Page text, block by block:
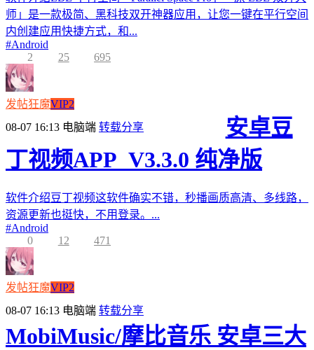
师」是一款极简、黑科技双开神器应用，让您一键在平行空间
内创建应用快捷方式，和...
#Android
2
25 695
发帖狂魔VIP2
08-07 16:13 电脑端 转载分享
安卓豆
丁视频APP_V3.3.0 纯净版
软件介绍豆丁视频这软件确实不错，秒播画质高清、多线路，
资源更新也挺快，不用登录。...
#Android
0
12 471
发帖狂魔VIP2
08-07 16:13 电脑端 转载分享
MobiMusic/摩比音乐 安卓三大